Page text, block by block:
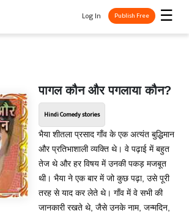
☰
Log In Publish Free
पागल कौन और पगलाया कौन?
Hindi Comedy stories
भैया शीतला प्रसाद गाँव के एक अत्यंत बुद्धिमान
और प्रतिभाशाली व्यक्ति थे। वे पढ़ाई में बहुत
तेज थे और हर विषय में उनकी पकड़ मजबूत
थी। भैया ने एक बार में जो कुछ पढ़ा, उसे पूरी
तरह से याद कर लेते थे। गाँव में वे सभी की
जानकारी रखते थे, जैसे उनके नाम, जन्मदिन,